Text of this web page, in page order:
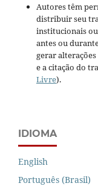
Autores têm
distribuir seu
institucionais
antes ou
gerar
e a citação do
Livre).
IDIOMA
English
Português (Brasil)